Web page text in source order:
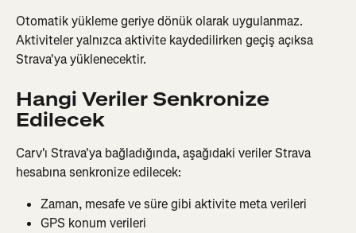
Otomatik yükleme geriye dönük olarak uygulanmaz.
Aktiviteler yalnızca aktivite kaydedilirken geçiş açıksa
Strava'ya yüklenecektir.
Hangi Veriler Senkronize
Edilecek
Carv'ı Strava'ya bağladığında, aşağıdaki veriler Strava
hesabına senkronize edilecek:
Zaman, mesafe ve süre gibi aktivite meta verileri
GPS konum verileri